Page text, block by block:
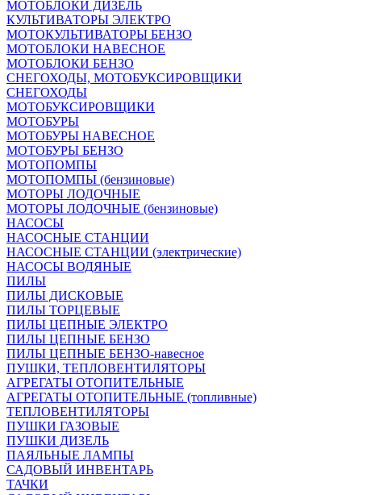
МОТОБЛОКИ ДИЗЕЛЬ
КУЛЬТИВАТОРЫ ЭЛЕКТРО
МОТОКУЛЬТИВАТОРЫ БЕНЗО
МОТОБЛОКИ НАВЕСНОЕ
МОТОБЛОКИ БЕНЗО
СНЕГОХОДЫ, МОТОБУКСИРОВЩИКИ
СНЕГОХОДЫ
МОТОБУКСИРОВЩИКИ
МОТОБУРЫ
МОТОБУРЫ НАВЕСНОЕ
МОТОБУРЫ БЕНЗО
МОТОПОМПЫ
МОТОПОМПЫ (бензиновые)
МОТОРЫ ЛОДОЧНЫЕ
МОТОРЫ ЛОДОЧНЫЕ (бензиновые)
НАСОСЫ
НАСОСНЫЕ СТАНЦИИ
НАСОСНЫЕ СТАНЦИИ (электрические)
НАСОСЫ ВОДЯНЫЕ
ПИЛЫ
ПИЛЫ ДИСКОВЫЕ
ПИЛЫ ТОРЦЕВЫЕ
ПИЛЫ ЦЕПНЫЕ ЭЛЕКТРО
ПИЛЫ ЦЕПНЫЕ БЕНЗО
ПИЛЫ ЦЕПНЫЕ БЕНЗО-навесное
ПУШКИ, ТЕПЛОВЕНТИЛЯТОРЫ
АГРЕГАТЫ ОТОПИТЕЛЬНЫЕ
АГРЕГАТЫ ОТОПИТЕЛЬНЫЕ (топливные)
ТЕПЛОВЕНТИЛЯТОРЫ
ПУШКИ ГАЗОВЫЕ
ПУШКИ ДИЗЕЛЬ
ПАЯЛЬНЫЕ ЛАМПЫ
САДОВЫЙ ИНВЕНТАРЬ
ТАЧКИ